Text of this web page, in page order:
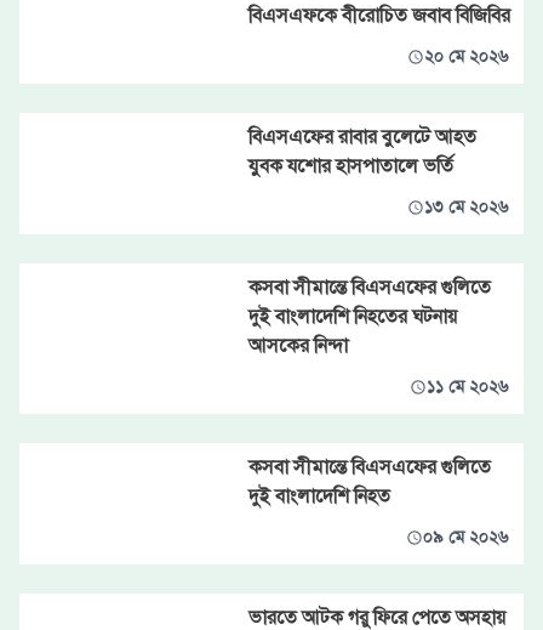
বিএসএফকে বীরোচিত জবাব বিজিবির
২০ মে ২০২৬
বিএসএফের রাবার বুলেটে আহত
যুবক যশোর হাসপাতালে ভর্তি
১৩ মে ২০২৬
কসবা সীমান্তে বিএসএফের গুলিতে
দুই বাংলাদেশি নিহতের ঘটনায়
আসকের নিন্দা
১১ মে ২০২৬
কসবা সীমান্তে বিএসএফের গুলিতে
দুই বাংলাদেশি নিহত
০৯ মে ২০২৬
ভারতে আটক গরু ফিরে পেতে অসহায়